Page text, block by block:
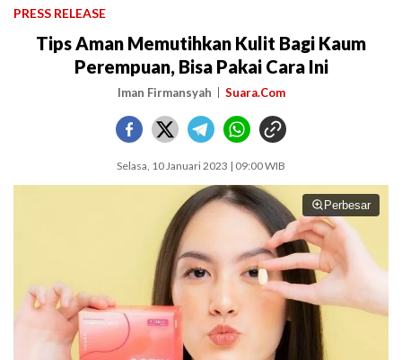
PRESS RELEASE
Tips Aman Memutihkan Kulit Bagi Kaum
Perempuan, Bisa Pakai Cara Ini
Iman Firmansyah Suara.Com
Selasa, 10 Januari 2023 | 09:00 WIB
Perbesar